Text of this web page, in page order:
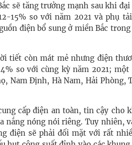
sẽ tăng trưởng mạnh sau khi
15% so với năm 2021 và phụ
điện bổ sung ở miền Bắc
tiết còn mát mẻ nhưng điện
so với cùng kỳ năm 2021; một
Nam Định, Hà Nam, Hải Phòng,
cấp điện an toàn, tin cậy cho
nắng nóng nói riêng. Tuy nhiên,
điện sẽ phải đối mặt với rất